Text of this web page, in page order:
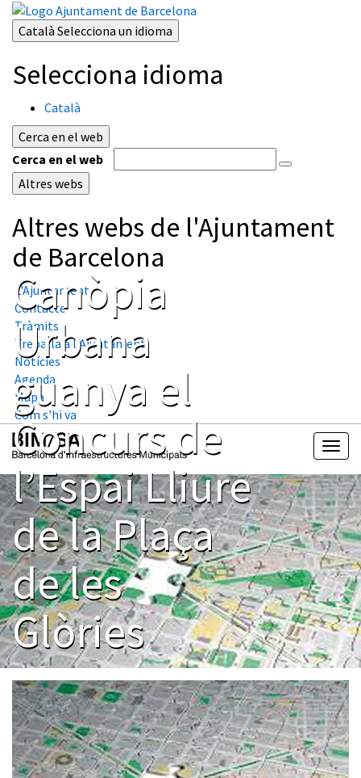
Català Selecciona un idioma
Selecciona idioma
Català
Cerca en el web
Cerca en el web
Altres webs
Altres webs de l'Ajuntament
de Barcelona
L'Ajuntament
Contacte
Tràmits
Treballa a l'Ajuntament
Notícies
Agenda
Mapa
Com s'hi va
Canòpia
Urbana
guanya el
Concurs de
l’Espai Lliure
de la Plaça
de les
Glòries